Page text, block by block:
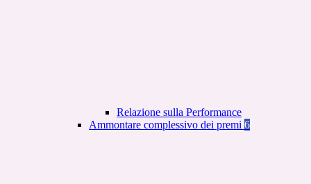
Relazione sulla Performance
Ammontare complessivo dei premi 6